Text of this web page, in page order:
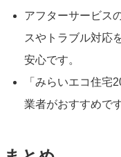
アフターサービス
スやトラブル対応
安心です。
「みらいエコ住宅
業者がおすすめです